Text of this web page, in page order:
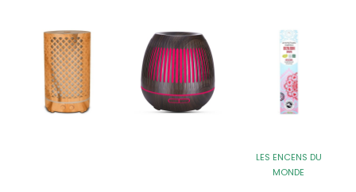
LES ENCENS DU
MONDE